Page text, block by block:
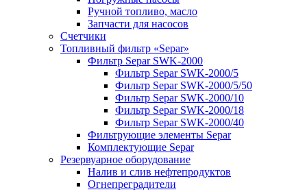
Ручной топливо, масло
Запчасти для насосов
Счетчики
Топливный фильтр «Separ»
Фильтр Separ SWK-2000
Фильтр Separ SWK-2000/5
Фильтр Separ SWK-2000/5/50
Фильтр Separ SWK-2000/10
Фильтр Separ SWK-2000/18
Фильтр Separ SWK-2000/40
Фильтрующие элементы Separ
Комплектующие Separ
Резервуарное оборудование
Налив и слив нефтепродуктов
Огнепреградители